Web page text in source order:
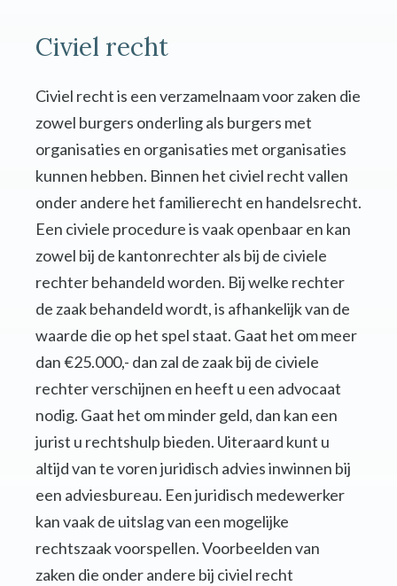
Civiel recht
Civiel recht is een verzamelnaam voor zaken die
zowel burgers onderling als burgers met
organisaties en organisaties met organisaties
kunnen hebben. Binnen het civiel recht vallen
onder andere het familierecht en handelsrecht.
Een civiele procedure is vaak openbaar en kan
zowel bij de kantonrechter als bij de civiele
rechter behandeld worden. Bij welke rechter
de zaak behandeld wordt, is afhankelijk van de
waarde die op het spel staat. Gaat het om meer
dan €25.000,- dan zal de zaak bij de civiele
rechter verschijnen en heeft u een advocaat
nodig. Gaat het om minder geld, dan kan een
jurist u rechtshulp bieden. Uiteraard kunt u
altijd van te voren juridisch advies inwinnen bij
een adviesbureau. Een juridisch medewerker
kan vaak de uitslag van een mogelijke
rechtszaak voorspellen. Voorbeelden van
zaken die onder andere bij civiel recht